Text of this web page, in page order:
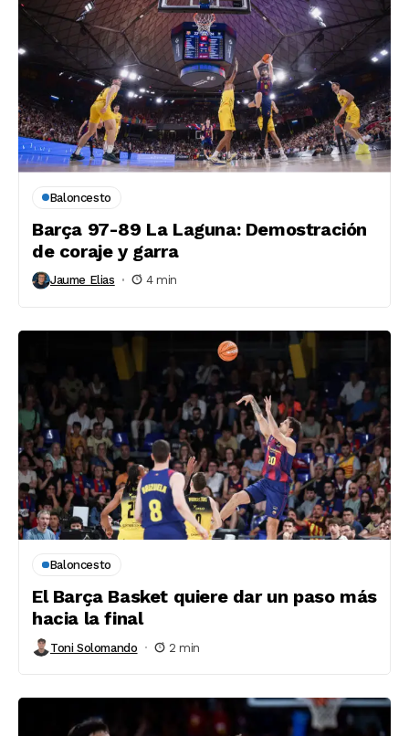
Baloncesto
Barça 97-89 La Laguna: Demostración
de coraje y garra
Jaume Elias 4 min
Baloncesto
El Barça Basket quiere dar un paso más
hacia la final
Toni Solomando 2 min